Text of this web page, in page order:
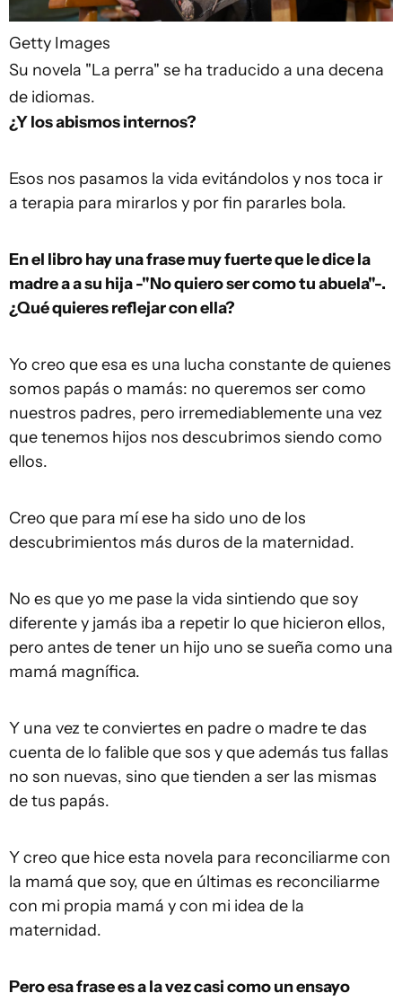
Getty Images
Su novela "La perra" se ha traducido a una decena
de idiomas.
¿Y los abismosinternos?
Esos nos pasamos la vida evitándolos y nos toca ir
a terapia para mirarlos y por fin pararles bola.
En el libro hay una frase muy fuerte que le dice la
madre a a su hija -"No quiero ser como tu abuela"-.
¿Qué quieres reflejar con ella?
Yo creo que esa es una lucha constante de quienes
somos papás o mamás: no queremos ser como
nuestros padres, pero irremediablemente una vez
que tenemos hijos nos descubrimos siendo como
ellos.
Creo que para mí ese ha sido uno de los
descubrimientos más duros de la maternidad.
No es que yo me pase la vida sintiendo que soy
diferente y jamás iba a repetir lo que hicieron ellos,
pero antes de tener un hijo uno se sueña como una
mamá magnífica.
Y una vez te conviertes en padre o madre te das
cuenta de lo falible que sos y que además tus fallas
no son nuevas, sino que tienden a ser las mismas
de tus papás.
Y creo que hice esta novela para reconciliarme con
la mamá que soy, que en últimas es reconciliarme
con mi propia mamá y con mi idea de la
maternidad.
Pero esa frase esa la vezcasi como un ensayo